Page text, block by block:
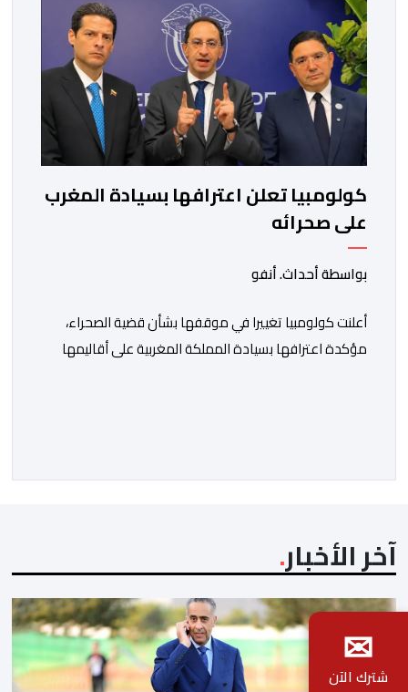
كولومبيا تعلن اعترافها بسيادة المغرب
على صحرائه
بواسطة أحداث. أنفو
أعلنت كولومبيا تغييرا في موقفها بشأن قضية الصحراء،
مؤكدة اعترافها بسيادة المملكة المغربية على أقاليمها
وزير العلاقات الخارجية عمر بولا إسكوبار. وبهذه المناسبة،
آخر الأخبار
✉
شترك الآن